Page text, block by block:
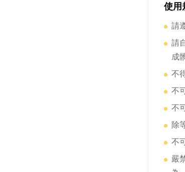
使用
請
請
成
不
不
不
除
不
嚴